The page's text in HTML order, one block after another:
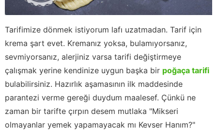
Tarifimize dönmek istiyorum lafı uzatmadan. Tarif için
krema şart evet. Kremanız yoksa, bulamıyorsanız,
sevmiyorsanız, alerjiniz varsa tarifi değiştirmeye
çalışmak yerine kendinize uygun başka bir poğaça tarifi
bulabilirsiniz. Hazırlık aşamasının ilk maddesinde
parantezi verme gereği duydum maalesef. Çünkü ne
zaman bir tarifte çırpın desem mutlaka "Mikseri
olmayanlar yemek yapamayacak mı Kevser Hanım?"